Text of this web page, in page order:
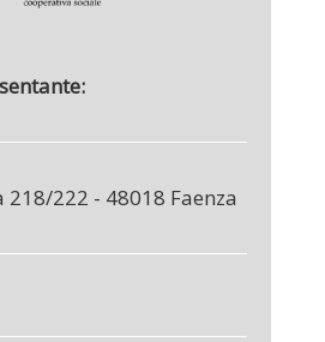
218/222 - 48018 Faenza